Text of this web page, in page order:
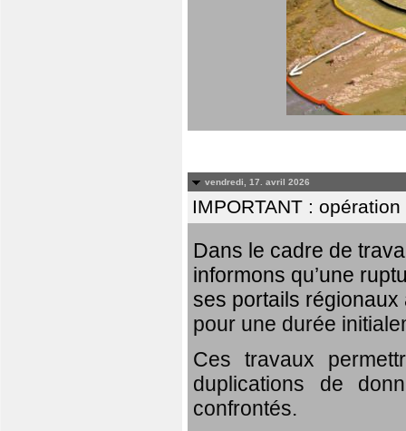
vendredi, 17. avril 2026
IMPORTANT :
Dans le cadre de
informons qu’une
ses portails régionaux
pour une durée
Ces travaux
duplications de
confrontés.